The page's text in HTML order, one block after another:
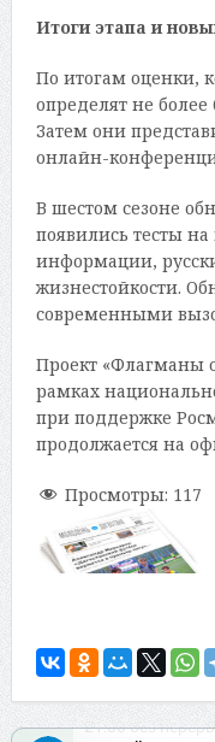
Итоги этапа и
По итогам оценки,
определят не
Затем они
онлайн-
В шестом сезоне
появились тесты
информации,
жизнестойкости.
современными
Проект «Флагманы
рамках
при поддержке
продолжается на
Просмотры: 117